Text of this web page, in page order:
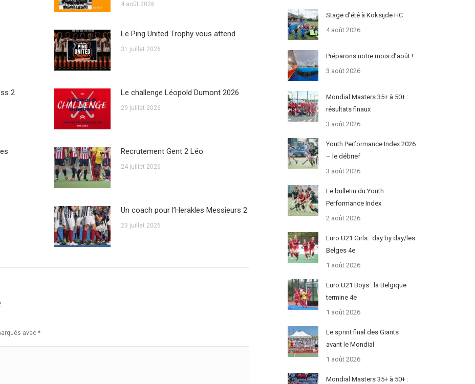
4 août 2026
Le Ping United Trophy vous attend
31 juillet 2026
2 Le challenge Léopold Dumont 2026
29 juillet 2026
Recrutement Gent 2 Léo
24 juillet 2026
Un coach pour l’Herakles Messieurs 2
23 juillet 2026
avec *
Stage d’été à Koksijde HC
4 août 2026
Préparons notre mois d’août !
3 août 2026
Mondial Masters 35+ à 50+ :
résultats finaux
3 août 2026
Youth Performance Index 2026
– le débrief
3 août 2026
Le bulletin du Youth
Performance Index
2 août 2026
Euro U21 Girls : day by day/les
Belges 4e
1 août 2026
Euro U21 Boys : la Belgique
termine 4e
1 août 2026
Le sprint final des Giants
avant le Mondial
1 août 2026
Mondial Masters 35+ à 50+ :